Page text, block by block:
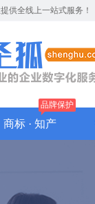
供全线上一站式服务！
商标 · 知产
品牌保护